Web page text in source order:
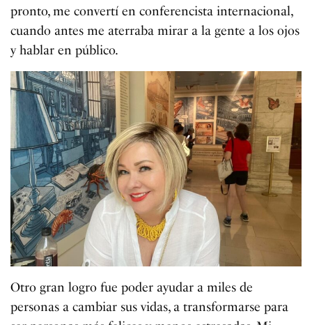
pronto, me convertí en conferencista internacional,
cuando antes me aterraba mirar a la gente a los ojos
y hablar en público.
Otro gran logro fue poder ayudar a miles de
personas a cambiar sus vidas, a transformarse para